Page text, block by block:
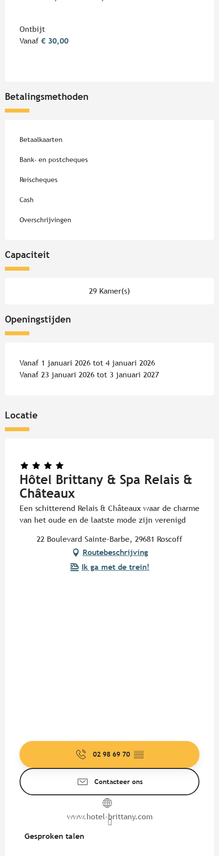
Ontbijt
Vanaf € 30,00
Betalingsmethoden
Betaalkaarten
Bank- en postcheques
Reischeques
Cash
Overschrijvingen
Capaciteit
29 Kamer(s)
Openingstijden
Vanaf 1 januari 2026 tot 4 januari 2026
Vanaf 23 januari 2026 tot 3 januari 2027
Locatie
Hôtel Brittany & Spa Relais &
Châteaux
Een schitterend Relais & Châteaux waar de charme
van het oude en de laatste mode zijn verenigd
22 Boulevard Sainte-Barbe, 29681 Roscoff
Routebeschrijving
Ik ga met de trein!
02 98 69 70 ▒▒
Contacteer ons
www.hotel-brittany.com
Gesproken talen
Gesproken talen